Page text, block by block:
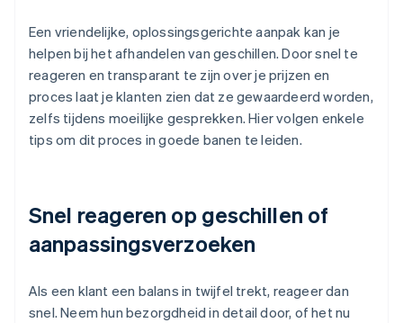
Een vriendelijke, oplossingsgerichte aanpak kan je
helpen bij het afhandelen van geschillen. Door snel te
reageren en transparant te zijn over je prijzen en
proces laat je klanten zien dat ze gewaardeerd worden,
zelfs tijdens moeilijke gesprekken. Hier volgen enkele
tips om dit proces in goede banen te leiden.
Snel reageren op geschillen of
aanpassingsverzoeken
Als een klant een balans in twijfel trekt, reageer dan
snel. Neem hun bezorgdheid in detail door, of het nu